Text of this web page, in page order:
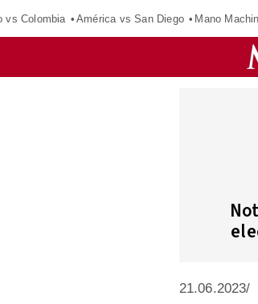
vs Colombia América vs San Diego Mano
21.06.2023/